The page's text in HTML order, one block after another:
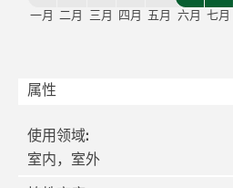
一月 二月 三月 四月 五月 六月 七月
属性
使用领域:
室内，室外